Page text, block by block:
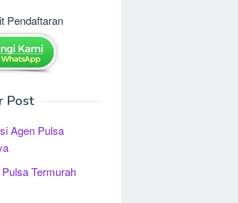
Pendaftaran
Post
Agen Pulsa
Termurah